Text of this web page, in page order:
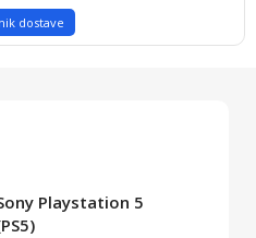
dostave
Playstation 5